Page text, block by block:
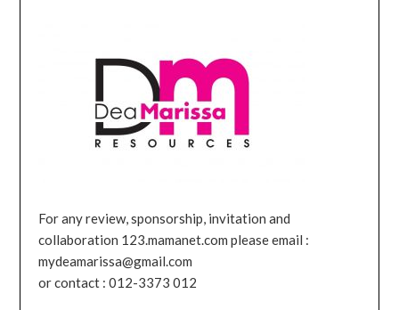
For any review, sponsorship, invitation and
collaboration 123.mamanet.com please email :
mydeamarissa@gmail.com
or contact : 012-3373 012